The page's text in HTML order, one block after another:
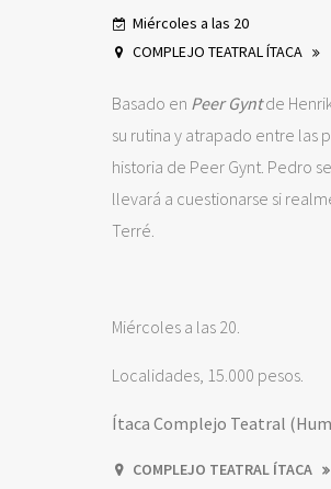
Miércoles a las 20
COMPLEJO TEATRAL ÍTACA
Basado en Peer Gyntde
su rutina y atrapado entre las
historia de Peer Gynt. Pedro
llevará a cuestionarse si
Terré.
Miércoles a las 20.
Localidades, 15.000 pesos.
Ítaca Complejo Teatral
COMPLEJO TEATRAL ÍTACA